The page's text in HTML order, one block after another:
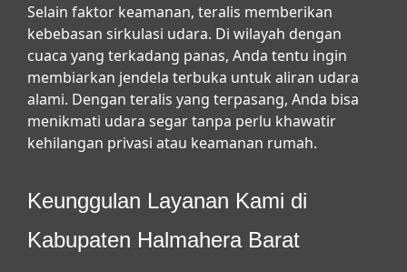
Selain faktor keamanan, teralis memberikan
kebebasan sirkulasi udara. Di wilayah dengan
cuaca yang terkadang panas, Anda tentu ingin
membiarkan jendela terbuka untuk aliran udara
alami. Dengan teralis yang terpasang, Anda bisa
menikmati udara segar tanpa perlu khawatir
kehilangan privasi atau keamanan rumah.
Keunggulan Layanan Kami di
Kabupaten Halmahera Barat